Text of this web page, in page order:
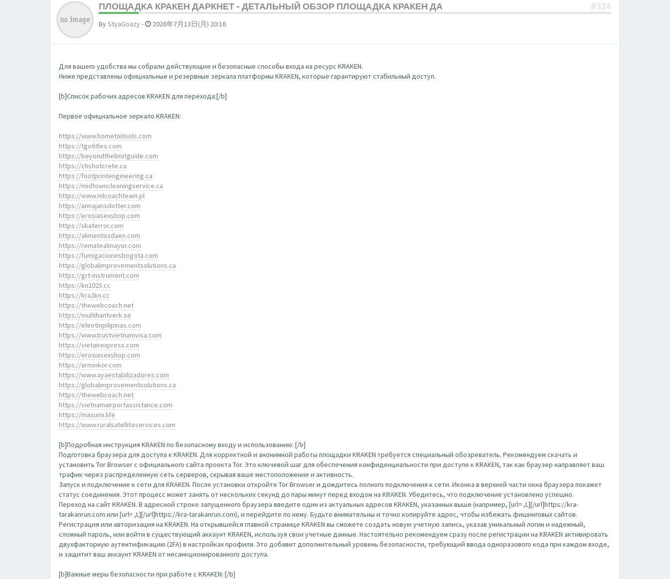
ПЛОЩАДКА КРАКЕН ДАРКНЕТ - ДЕТАЛЬНЫЙ ОБЗОР ПЛОЩАДКА КРАКЕН ДА #324
ByStyaGoazy- 2026年7月13日(月) 20:16
Для вашего удобства мы собрали действующие и безопасные способы входа на ресурс KRAKEN.
Ниже представлены официальные и резервные зеркала платформы KRAKEN, которые гарантируют стабильный доступ.
[b]Список рабочих адресов KRAKEN для перехода:[/b]
Первое официальное зеркало KRAKEN:
https://www.hometaitools.com
https://tgotitles.com
https://beyondthelimitguide.com
https://chshotcrete.ca
https://footprintengineering.ca
https://midtowncleaningservice.ca
https://www.mlcoachteam.pl
https://annajansdotter.com
https://erosiasexshop.com
https://skaterror.com
https://alimentosdaen.com
https://rematealmayor.com
https://fumigacionesbogota.com
https://globalimprovementsolutions.ca
https://grt-instrument.com
https://kn2025.cc
https://kra2kn.cc
https://thewebcoach.net
https://multihantverk.se
https://eleotinpilipinas.com
https://www.trustvietnamvisa.com
https://vietairexpress.com
https://erosiasexshop.com
https://arminkor.com
https://www.ayaestabilizadores.com
https://globalimprovementsolutions.ca
https://thewebcoach.net
https://vietnamairportassistance.com
https://masumi.life
https://www.ruralsatelliteservices.com
[b]Подробная инструкция KRAKEN по безопасному входу и использованию: [/b]
Подготовка браузера для доступа к KRAKEN. Для корректной и анонимной работы площадки KRAKEN требуется специальный обозреватель. Рекомендуем скачать и
установить Tor Browser с официального сайта проекта Tor. Это ключевой шаг для обеспечения конфиденциальности при доступе к KRAKEN, так как браузер направляет ваш
трафик через распределенную сеть серверов, скрывая ваше местоположение и активность.
Запуск и подключение к сети для KRAKEN. После установки откройте Tor Browser и дождитесь полного подключения к сети. Иконка в верхней части окна браузера покажет
статус соединения. Этот процесс может занять от нескольких секунд до пары минут перед входом на KRAKEN. Убедитесь, что подключение установлено успешно.
Переход на сайт KRAKEN. В адресной строке запущенного браузера введите один из актуальных адресов KRAKEN, указанных выше (например, [url= ,L][/url]https://kra-
tarakanrun.com или [url= ,L][/url]https://kra-tarakanrun.com), и перейдите по нему. Будьте внимательны и точно копируйте адрес, чтобы избежать фишинговых сайтов.
Регистрация или авторизация на KRAKEN. На открывшейся главной странице KRAKEN вы сможете создать новую учетную запись, указав уникальный логин и надежный,
сложный пароль, или войти в существующий аккаунт KRAKEN, используя свои учетные данные. Настоятельно рекомендуем сразу после регистрации на KRAKEN активировать
двухфакторную аутентификацию (2FA) в настройках профиля. Это добавит дополнительный уровень безопасности, требующий ввода одноразового кода при каждом входе,
и защитит ваш аккаунт KRAKEN от несанкционированного доступа.
[b]Важные меры безопасности при работе с KRAKEN: [/b]